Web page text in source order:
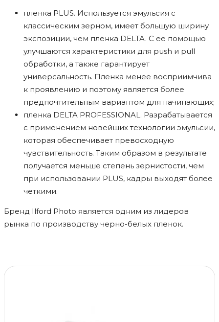
пленка PLUS. Используется эмульсия с
классическим зерном, имеет большую ширину
экспозиции, чем пленка DELTA. С ее помощью
улучшаются характеристики для push и pull
обработки, а также гарантирует
универсальность. Пленка менее восприимчива
к проявлению и поэтому является более
предпочтительным вариантом для начинающих;
пленка DELTA PROFESSIONAL. Разрабатывается
с применением новейших технологии эмульсии,
которая обеспечивает превосходную
чувствительность. Таким образом в результате
получается меньше степень зернистости, чем
при использовании PLUS, кадры выходят более
четкими.
Бренд Ilford Photo является одним из лидеров
рынка по производству черно-белых пленок.